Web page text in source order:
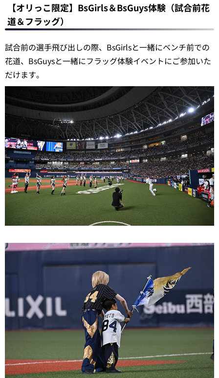
【オリっこ限定】BsGirls＆BsGuys体験（試合前花
道＆フラッグ）
試合前の選手飛び出しの際、BsGirlsと一緒にベンチ前での
花道、BsGuysと一緒にフラッグ体験イベントにご参加いた
だけます。